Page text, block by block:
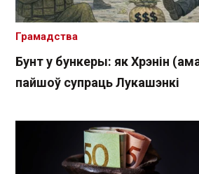
Бунт у бункеры: як Хрэнін
пайшоў супраць Лукашэнкі
Грамадства